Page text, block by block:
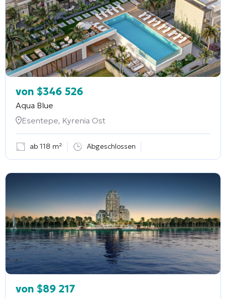
von $346 526
Aqua Blue
Esentepe, Kyrenia Ost
ab 118 m² Abgeschlossen
von $89 217